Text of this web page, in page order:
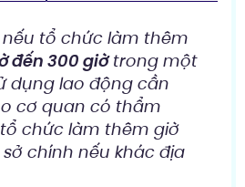
tổ chức làm thêm
đến 300 giờtrong một
dụng lao động cần
cơ quan có thẩm
chức làm thêm giờ
chính nếu khác địa